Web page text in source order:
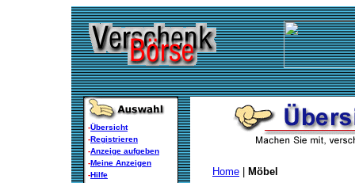
-Übersicht
-Registrieren
-Anzeige aufgeben
-Meine Anzeigen
-Hilfe
Home Möbel